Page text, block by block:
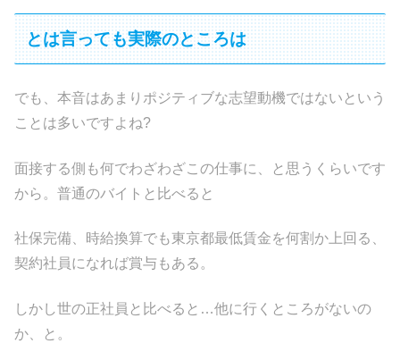
とは言っても実際のところは
でも、本音はあまりポジティブな志望動機ではないという
ことは多いですよね?
面接する側も何でわざわざこの仕事に、と思うくらいです
から。普通のバイトと比べると
社保完備、時給換算でも東京都最低賃金を何割か上回る、
契約社員になれば賞与もある。
しかし世の正社員と比べると…他に行くところがないの
か、と。